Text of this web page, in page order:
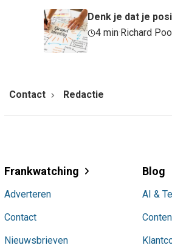
Denk je dat je
4 min·Richard
Contact Redactie
Frankwatching
Adverteren
Contact
Nieuwsbrieven
Blog
AI &